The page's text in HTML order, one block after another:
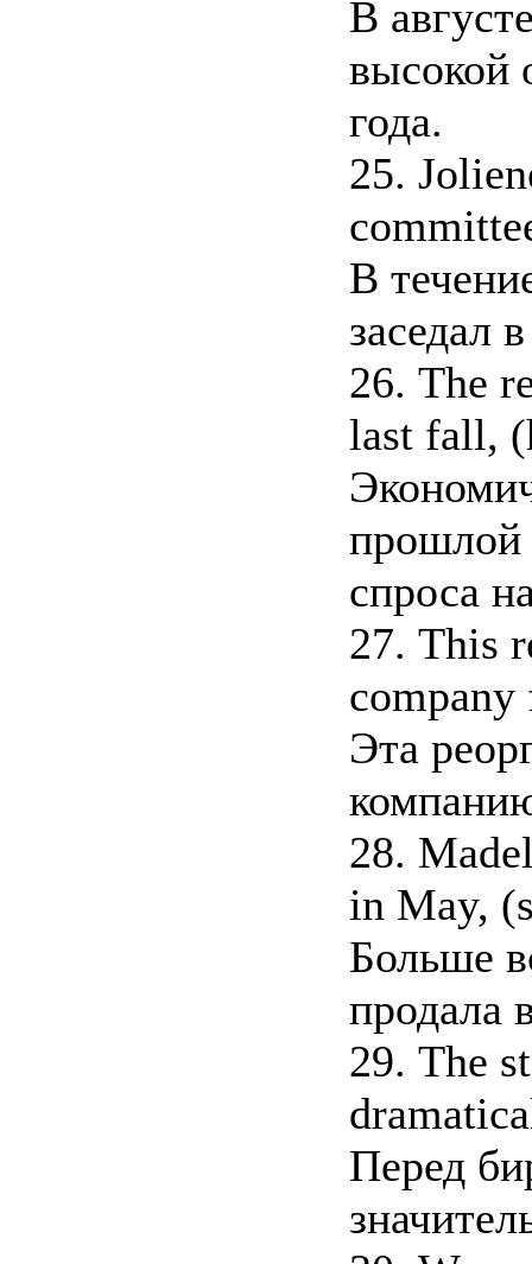
В
высокой
года.
25.
В
заседал
26. The
last fall,
прошлой
спроса
27. This
Эта
28.
in May,
Больше
продала
29. The
Перед